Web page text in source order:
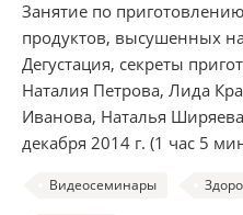
Занятие по
продуктов, высушенных
Дегустация, секреты
Наталия Петрова, Лида
Иванова, Наталья
декабря 2014 г. (1 час 5
Видеосеминары